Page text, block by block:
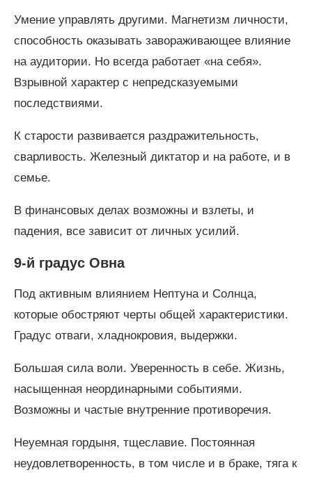
Умение управлять другими. Магнетизм личности,
способность оказывать завораживающее влияние
на аудитории. Но всегда работает «на себя».
Взрывной характер с непредсказуемыми
последствиями.
К старости развивается раздражительность,
сварливость. Железный диктатор и на работе, и в
семье.
В финансовых делах возможны и взлеты, и
падения, все зависит от личных усилий.
9-й градус Овна
Под активным влиянием Нептуна и Солнца,
которые обостряют черты общей характеристики.
Градус отваги, хладнокровия, выдержки.
Большая сила воли. Уверенность в себе. Жизнь,
насыщенная неординарными событиями.
Возможны и частые внутренние противоречия.
Неуемная гордыня, тщеславие. Постоянная
неудовлетворенность, в том числе и в браке, тяга к